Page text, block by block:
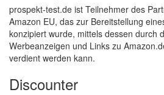
prospekt-test.de ist Teilnehmer des
Amazon EU, das zur Bereitstellung
konzipiert wurde, mittels dessen durch
Werbeanzeigen und Links zu
verdient werden kann.
Discounter